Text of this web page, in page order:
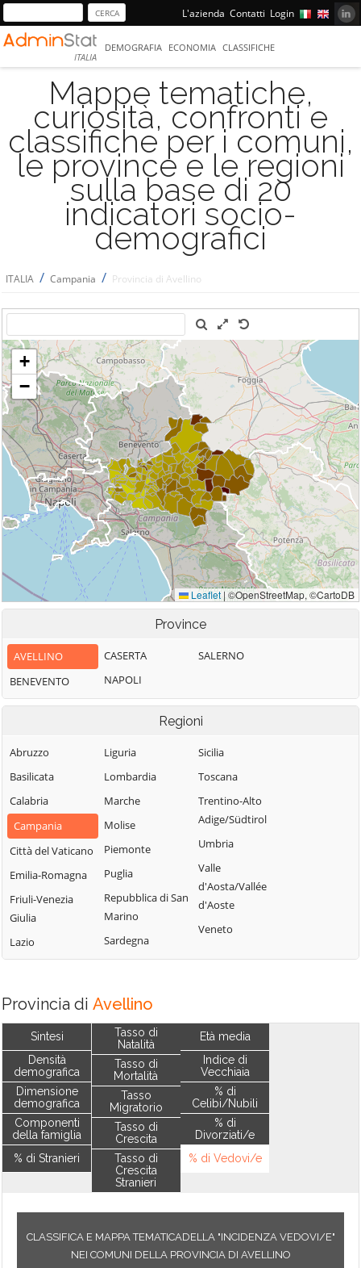
L'azienda Contatti Login
ITALIA
DEMOGRAFIA ECONOMIA CLASSIFICHE
Mappe tematiche,
curiosità, confronti e
classifiche per i comuni,
le province e le regioni
sulla base di 20
indicatori socio-
demografici
ITALIA / Campania / Provincia di Avellino
Province
AVELLINO
BENEVENTO
CASERTA
NAPOLI
SALERNO
Regioni
Abruzzo
Basilicata
Calabria
Campania
Città del Vaticano
Emilia-Romagna
Friuli-Venezia
Giulia
Lazio
Liguria
Lombardia
Marche
Molise
Piemonte
Puglia
Repubblica di San
Marino
Sardegna
Sicilia
Toscana
Trentino-Alto
Adige/Südtirol
Umbria
Valle
d'Aosta/Vallée
d'Aoste
Veneto
Provincia di Avellino
Sintesi
Densità
demografica
Dimensione
demografica
Componenti
della famiglia
% di Stranieri
Tasso di
Natalità
Tasso di
Mortalità
Tasso
Migratorio
Tasso di
Crescita
Tasso di
Crescita
Stranieri
Età media
Indice di
Vecchiaia
% di
Celibi/Nubili
% di
Divorziati/e
% di Vedovi/e
CLASSIFICA E MAPPA TEMATICADELLA "INCIDENZA VEDOVI/E"
NEI COMUNI DELLA PROVINCIA DI AVELLINO